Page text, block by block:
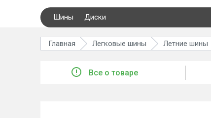
Шины Диски
Главная Легковые шины Летние шины
Все о товаре